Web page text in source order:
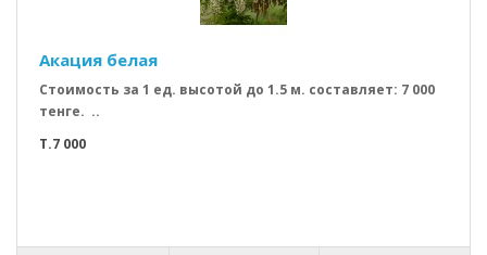
Акация белая
Стоимость за 1 ед. высотой до 1.5 м. составляет: 7 000
тенге. ..
T.7 000